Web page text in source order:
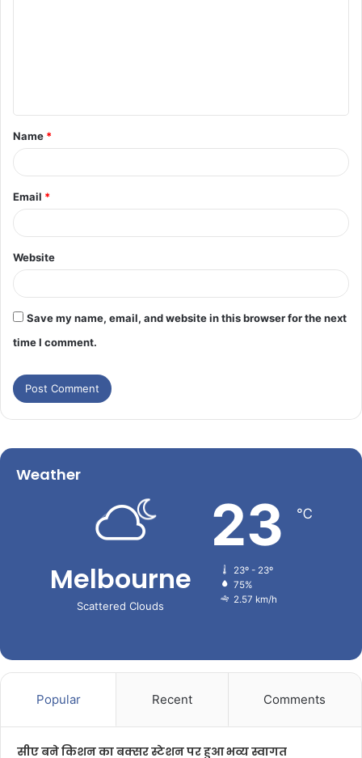
Name *
Email *
Website
Save my name, email, and website in this browser for the next
time I comment.
Weather
Melbourne
Scattered Clouds
23 ℃
23º - 23º
75%
2.57 km/h
Popular Recent Comments
सीए बने किशन का बक्सर स्टेशन पर हुआ भव्य स्वागत